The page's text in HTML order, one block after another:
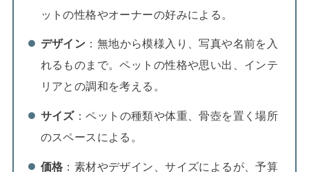
ットの性格やオーナーの好みによる。
デザイン ：無地から模様入り、写真や名前を入
れるものまで。ペットの性格や思い出、インテ
リアとの調和を考える。
サイズ：ペットの種類や体重、骨壺を置く場所
のスペースによる。
価格 ：素材やデザイン、サイズによるが、予算